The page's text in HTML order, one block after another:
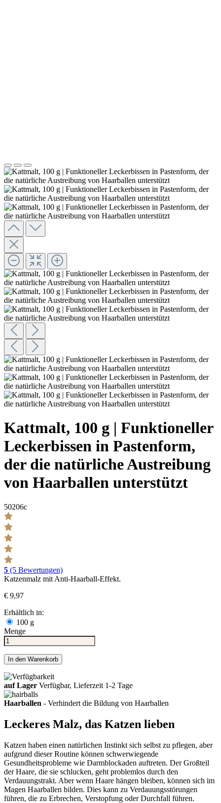
Kattmalt, 100 g | Funktioneller
Leckerbissen in Pastenform,
der die natürliche Austreibung
von Haarballen unterstützt
50206c
5 (5 Bewertungen)
Katzenmalz mit Anti-Haarball-Effekt.
€ 9,97
Erhältlich in:
100 g
Menge
In den Warenkorb
auf Lager Verfügbar, Lieferzeit 1-2 Tage
Haarballen - Verhindert die Bildung von Haarballen
Leckeres Malz, das Katzen lieben
Katzen haben einen natürlichen Instinkt sich selbst zu pflegen, aber
aufgrund dieser Routine können schwerwiegende
Gesundheitsprobleme wie Darmblockaden auftreten. Der Großteil
der Haare, die sie schlucken, geht problemlos durch den
Verdauungstrakt. Aber wenn Haare hängen bleiben, können sich im
Magen Haarballen bilden. Dies kann zu Verdauungsstörungen
führen, die zu Erbrechen, Verstopfung oder Durchfall führen.